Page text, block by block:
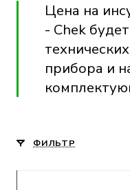
Цена на
- Chek
прибора и
ФИЛЬТР